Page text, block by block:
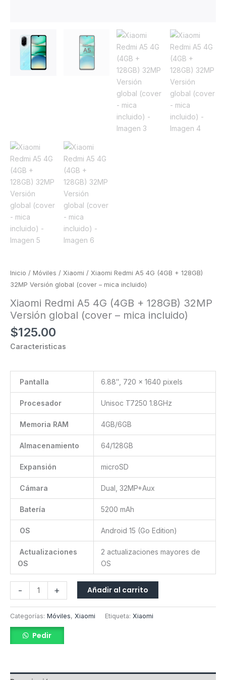
Inicio / Móviles / Xiaomi / Xiaomi Redmi A5 4G (4GB + 128GB)
32MP Versión global (cover – mica incluido)
Xiaomi Redmi A5 4G (4GB + 128GB) 32MP
Versión global (cover – mica incluido)
$125.00
Caracteristicas
Pantalla 6.88″, 720 x 1640 pixels
Procesador Unisoc T7250 1.8GHz
Memoria RAM 4GB/6GB
Almacenamiento 64/128GB
Expansión microSD
Cámara Dual, 32MP+Aux
Batería 5200 mAh
OS Android 15 (Go Edition)
Actualizaciones
OS
2 actualizaciones mayores de
OS
- + Añadir al carrito
Categorías: Móviles, Xiaomi Etiqueta: Xiaomi
Pedir